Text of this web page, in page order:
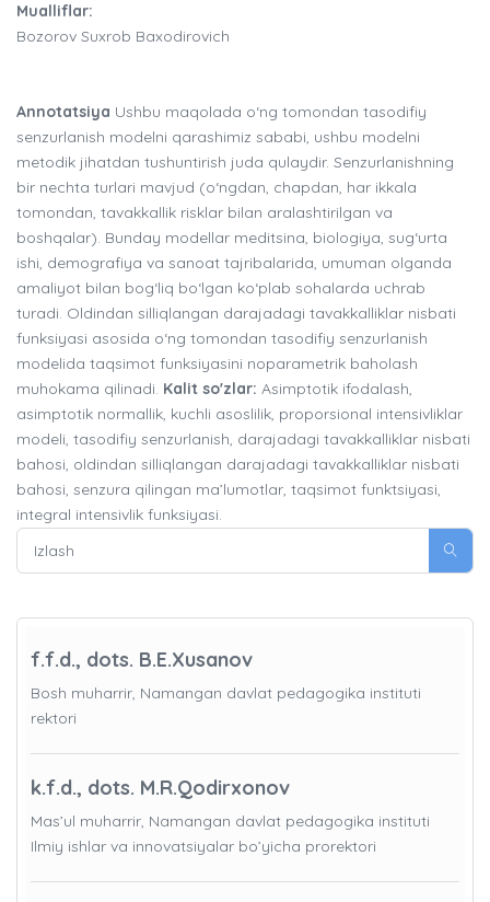
Mualliflar:
Bozorov Suxrob Baxodirovich
Annotatsiya Ushbu maqolada o‘ng tomondan tasodifiy
senzurlanish modelni qarashimiz sababi, ushbu modelni
metodik jihatdan tushuntirish juda qulaydir. Senzurlanishning
bir nechta turlari mavjud (o‘ngdan, chapdan, har ikkala
tomondan, tavakkallik risklar bilan aralashtirilgan va
boshqalar). Bunday modellar meditsina, biologiya, sug‘urta
ishi, demografiya va sanoat tajribalarida, umuman olganda
amaliyot bilan bog‘liq bo‘lgan ko‘plab sohalarda uchrab
turadi. Oldindan silliqlangan darajadagi tavakkalliklar nisbati
funksiyasi asosida o‘ng tomondan tasodifiy senzurlanish
modelida taqsimot funksiyasini noparametrik baholash
muhokama qilinadi. Kalit so'zlar: Asimptotik ifodalash,
asimptotik normallik, kuchli asoslilik, proporsional intensivliklar
modeli, tasodifiy senzurlanish, darajadagi tavakkalliklar nisbati
bahosi, oldindan silliqlangan darajadagi tavakkalliklar nisbati
bahosi, senzura qilingan ma’lumotlar, taqsimot funktsiyasi,
integral intensivlik funksiyasi.
f.f.d., dots. B.E.Xusanov
Bosh muharrir, Namangan davlat pedagogika instituti
rektori
k.f.d., dots. M.R.Qodirxonov
Mas’ul muharrir, Namangan davlat pedagogika instituti
Ilmiy ishlar va innovatsiyalar bo’yicha prorektori